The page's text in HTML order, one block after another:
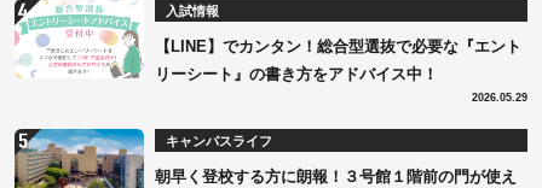
入試情報
【LINE】でカンタン！総合型選抜で必要な『エント
リーシート』の書き方をアドバイス中！
2026.05.29
キャンパスライフ
朝早く登校する方に朗報！３号館１階前の門が使え